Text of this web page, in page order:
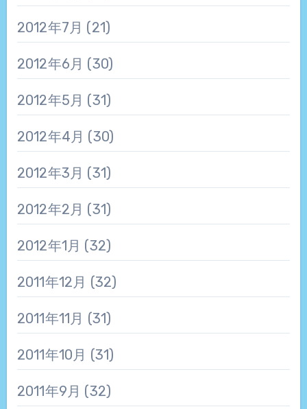
2012年7月 (21)
2012年6月 (30)
2012年5月 (31)
2012年4月 (30)
2012年3月 (31)
2012年2月 (31)
2012年1月 (32)
2011年12月 (32)
2011年11月 (31)
2011年10月 (31)
2011年9月 (32)